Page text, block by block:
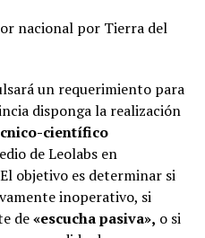
nacional por Tierra del
un requerimiento para
disponga la realización
científico
de Leolabs en
objetivo es determinar si
inoperativo, si
de«escucha pasiva», o si